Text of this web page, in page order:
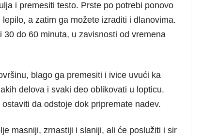
i premesiti testo. Prste po potrebi ponovo
a zatim ga možete izraditi i dlanovima.
do 60 minuta, u zavisnosti od vremena
blago ga premesiti i ivice uvući ka
delova i svaki deo oblikovati u lopticu.
da odstoje dok pripremate nadev.
masniji, zrnastiji i slaniji, ali će poslužiti i sir